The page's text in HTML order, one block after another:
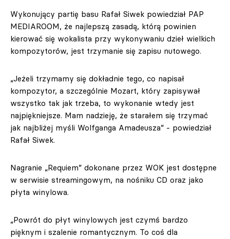
Wykonujący partię basu Rafał Siwek powiedział PAP
MEDIAROOM, że najlepszą zasadą, którą powinien
kierować się wokalista przy wykonywaniu dzieł wielkich
kompozytorów, jest trzymanie się zapisu nutowego.
„Jeżeli trzymamy się dokładnie tego, co napisał
kompozytor, a szczególnie Mozart, który zapisywał
wszystko tak jak trzeba, to wykonanie wtedy jest
najpiękniejsze. Mam nadzieję, że starałem się trzymać
jak najbliżej myśli Wolfganga Amadeusza” - powiedział
Rafał Siwek.
Nagranie „Requiem” dokonane przez WOK jest dostępne
w serwisie streamingowym, na nośniku CD oraz jako
płyta winylowa.
„Powrót do płyt winylowych jest czymś bardzo
pięknym i szalenie romantycznym. To coś dla